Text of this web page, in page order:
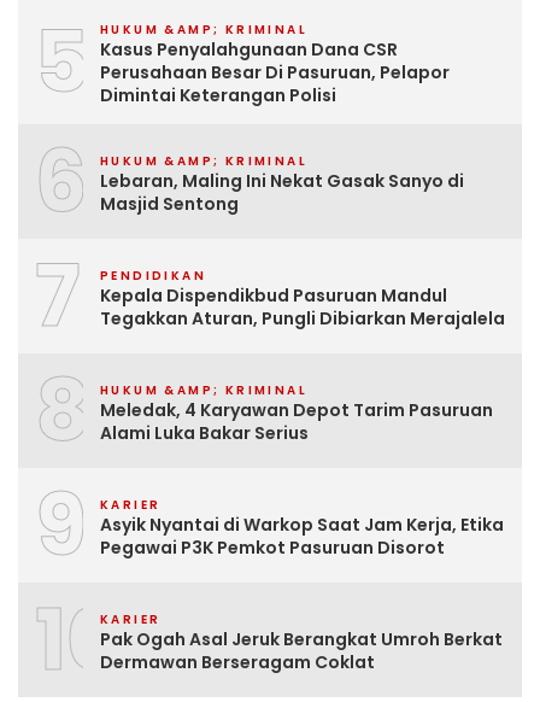
5 HUKUM &AMP; KRIMINAL
Kasus Penyalahgunaan Dana CSR
Perusahaan Besar Di Pasuruan, Pelapor
Dimintai Keterangan Polisi
6 HUKUM &AMP; KRIMINAL
Lebaran, Maling Ini Nekat Gasak Sanyo di
Masjid Sentong
7 PENDIDIKAN
Kepala Dispendikbud Pasuruan Mandul
Tegakkan Aturan, Pungli Dibiarkan Merajalela
8 HUKUM &AMP; KRIMINAL
Meledak, 4 Karyawan Depot Tarim Pasuruan
Alami Luka Bakar Serius
9 KARIER
Asyik Nyantai di Warkop Saat Jam Kerja, Etika
Pegawai P3K Pemkot Pasuruan Disorot
10KARIER
Pak Ogah Asal Jeruk Berangkat Umroh Berkat
Dermawan Berseragam Coklat